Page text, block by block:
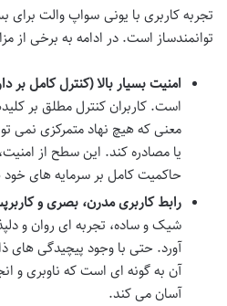
تجربه کاربری با یونی سواپ والت برای
توانمندساز است. در ادامه به برخی از
امنیت بسیار بالا (کنترل کامل بر
است. کاربران کنترل مطلق بر
معنی که هیچ نهاد متمرکزی نمی
یا مصادره کند. این سطح از
حاکمیت کامل بر سرمایه های
رابط کاربری مدرن، بصری و
شیک و ساده، تجربه ای روان و
آورد. حتی با وجود پیچیدگی های
آن به گونه ای است که ناوبری و
آسان می کند.